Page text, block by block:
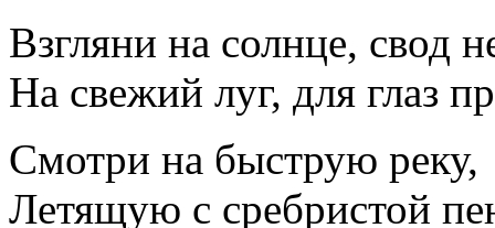
Взгляни на солнце, свод
На свежий луг, для глаз
Смотри на быструю реку,
Летящую с сребристой